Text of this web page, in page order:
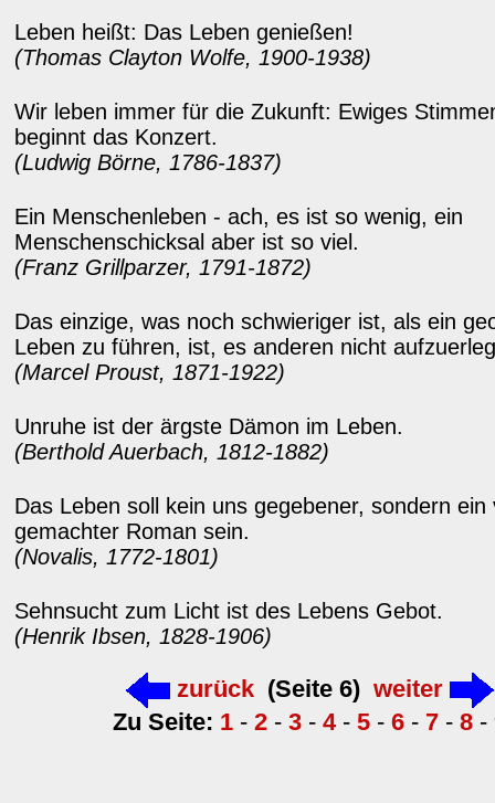
Leben heißt: Das Leben genießen!
(Thomas Clayton Wolfe, 1900-1938)
Wir leben immer für die Zukunft: Ewiges
beginnt das Konzert.
(Ludwig Börne, 1786-1837)
Ein Menschenleben - ach, es ist so wenig, ein
Menschenschicksal aber ist so viel.
(Franz Grillparzer, 1791-1872)
Das einzige, was noch schwieriger ist, als ein
Leben zu führen, ist, es anderen nicht
(Marcel Proust, 1871-1922)
Unruhe ist der ärgste Dämon im Leben.
(Berthold Auerbach, 1812-1882)
Das Leben soll kein uns gegebener, sondern ein
gemachter Roman sein.
(Novalis, 1772-1801)
Sehnsucht zum Licht ist des Lebens Gebot.
(Henrik Ibsen, 1828-1906)
zurück (Seite 6) weiter
Zu Seite: 1- 2- 3- 4- 5- 6- 7- 8-